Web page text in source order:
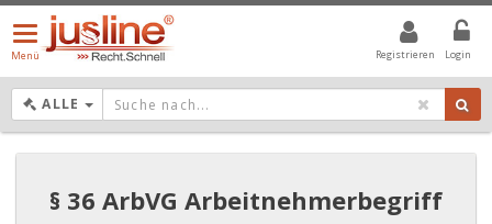
Registrieren Login
Menü
öffnen/schließen
Menü
ALLE DROPDOWN: GEWÄHLTER WERT IST ALLE
§ 36 ArbVG Arbeitnehmerbegriff